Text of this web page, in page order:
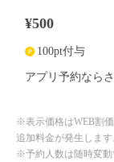
¥500
100pt付与
アプリ予約なら
※表示価格はWEB割
追加料金が発生します
※予約人数は随時変動